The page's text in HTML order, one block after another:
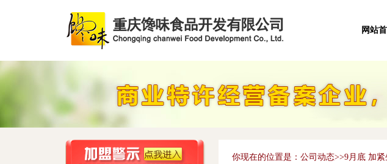
网站
你现在的位置是：公司动态>>9月底 加